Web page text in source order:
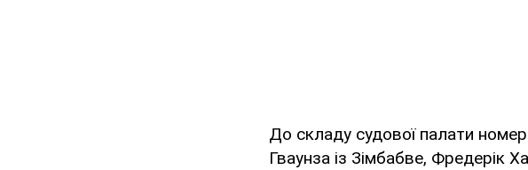
До складу судової палати
Гваунза із Зімбабве, Фредерік